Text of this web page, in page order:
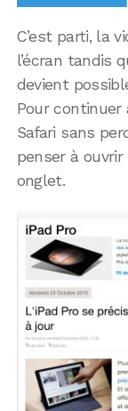
C’est parti, la
l’écran tandis
devient
Pour continuer
Safari sans
penser à
onglet.